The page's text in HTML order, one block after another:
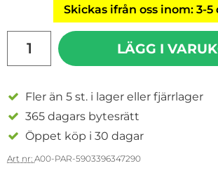
Skickas ifrån oss inom: 3-5
LÄGG I
Fler än 5 st. i lager eller fjärrlager
365 dagars bytesrätt
Öppet köp i 30 dagar
Art nr: A00-PAR-5903396347290